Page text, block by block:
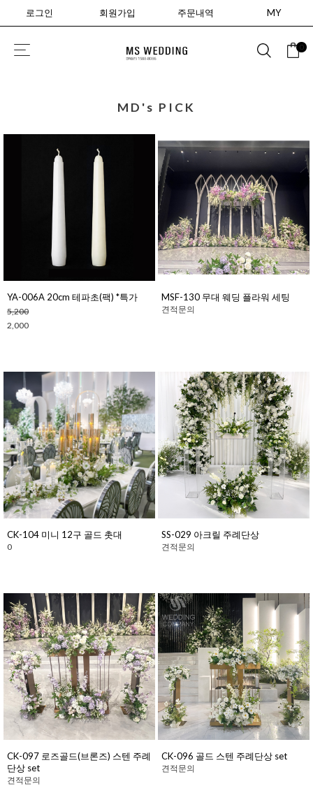
로그인 회원가입 주문내역 MY
0
MD's PICK
YA-006A 20cm 테파초(팩) *특가
5,200
2,000
MSF-130 무대 웨딩 플라워 세팅
견적문의
CK-104 미니 12구 골드 촛대
0
SS-029 아크릴 주례단상
견적문의
CK-097 로즈골드(브론즈) 스텐 주례
단상 set
견적문의
CK-096 골드 스텐 주례단상 set
견적문의